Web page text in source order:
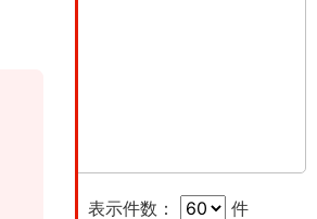
表示件数： 件